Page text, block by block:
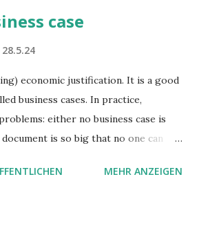
case
28.5.24
economic justification. It is a good
business cases. In practice,
either no business case is
is so big that no one can
I propose a short form on one
MEHR ANZEIGEN